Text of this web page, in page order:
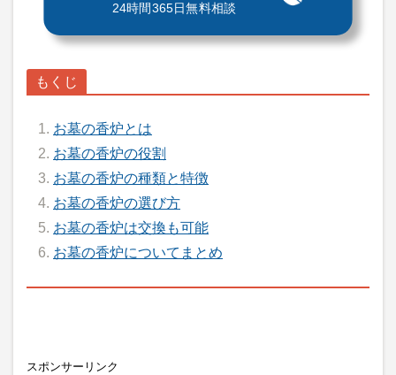
24時間365日無料相談
お墓の香炉とは
お墓の香炉の役割
お墓の香炉の種類と特徴
お墓の香炉の選び方
お墓の香炉は交換も可能
お墓の香炉についてまとめ
スポンサーリンク